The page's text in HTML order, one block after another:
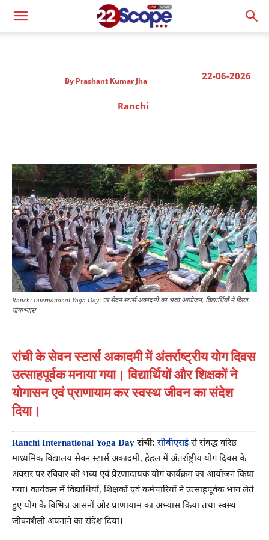
22-06-2026
By Prashant Kumar Jha
Ranchi
Ranchi International Yoga Day: पर सेवन स्टार्स अकादमी का भव्य आयोजन, विद्यार्थियों ने किया
योगाभ्यास
रांची के सेवन स्टार्स अकादमी में अंतर्राष्ट्रीय योग दिवस
उत्साहपूर्वक मनाया गया। विद्यार्थियों और शिक्षकों ने
योगासन एवं प्राणायाम कर स्वस्थ जीवन का संदेश
दिया।
Ranchi International Yoga Day रांची: सीबीएसईसे संबद्ध वरिष्ठ
माध्यमिक विद्यालय सेवन स्टार्स अकादमी, हेहल में अंतर्राष्ट्रीय योग दिवस के
अवसर पर रविवार को भव्य एवं प्रेरणादायक योग कार्यक्रम का आयोजन किया
गया। कार्यक्रम में विद्यार्थियों, शिक्षकों एवं कर्मचारियों ने उत्साहपूर्वक भाग लेते
हुए योग के विभिन्न आसनों और प्राणायाम का अभ्यास किया तथा स्वस्थ
जीवनशैली अपनाने का संदेश दिया।